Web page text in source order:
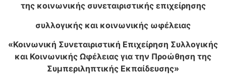
της κοινωνικής συνεταιριστικής επιχείρησης
συλλογικής και κοινωνικής ωφέλειας
«Κοινωνική Συνεταιριστική Επιχείρηση Συλλογικής
και Κοινωνικής Ωφέλειας για την Προώθηση της
Συμπεριληπτικής Εκπαίδευσης»